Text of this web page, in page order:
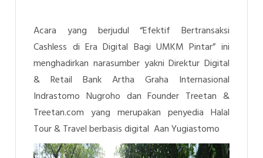
Acara yang berjudul “Efektif Bertransaksi
Cashless di Era Digital Bagi UMKM Pintar” ini
menghadirkan narasumber yakni Direktur Digital
& Retail Bank Artha Graha Internasional
Indrastomo Nugroho dan Founder Treetan &
Treetan.com yang merupakan penyedia Halal
Tour & Travel berbasis digital Aan Yugiastomo